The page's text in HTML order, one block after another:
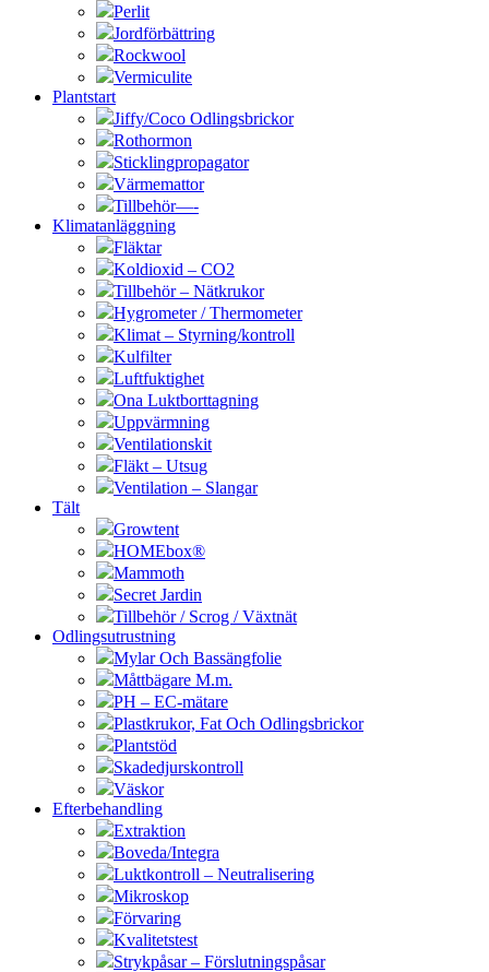
Perlit
Jordförbättring
Rockwool
Vermiculite
Plantstart
Jiffy/Coco Odlingsbrickor
Rothormon
Sticklingpropagator
Värmemattor
Tillbehör—-
Klimatanläggning
Fläktar
Koldioxid – CO2
Tillbehör – Nätkrukor
Hygrometer / Thermometer
Klimat – Styrning/kontroll
Kulfilter
Luftfuktighet
Ona Luktborttagning
Uppvärmning
Ventilationskit
Fläkt – Utsug
Ventilation – Slangar
Tält
Growtent
HOMEbox®
Mammoth
Secret Jardin
Tillbehör / Scrog / Växtnät
Odlingsutrustning
Mylar Och Bassängfolie
Måttbägare M.m.
PH – EC-mätare
Plastkrukor, Fat Och Odlingsbrickor
Plantstöd
Skadedjurskontroll
Väskor
Efterbehandling
Extraktion
Boveda/Integra
Luktkontroll – Neutralisering
Mikroskop
Förvaring
Kvalitetstest
Strykpåsar – Förslutningspåsar